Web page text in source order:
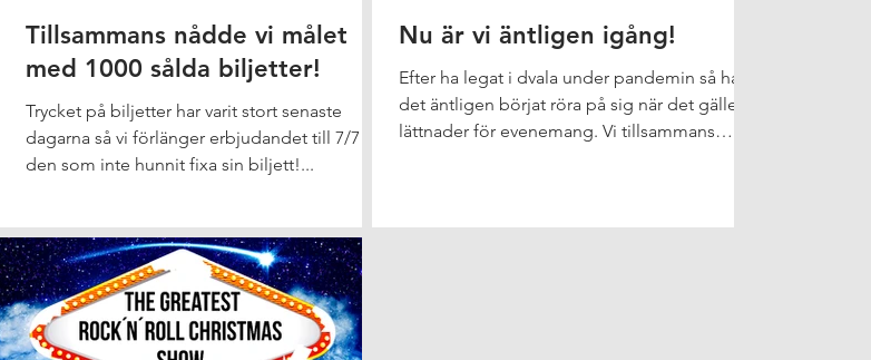
Tillsammans nådde vi målet
med 1000 sålda biljetter!
Trycket på biljetter har varit stort senaste
dagarna så vi förlänger erbjudandet till 7/7 för
den som inte hunnit fixa sin biljett!...
Nu är vi äntligen igång!
Efter ha legat i dvala under pandemin så har
det äntligen börjat röra på sig när det gäller
lättnader för evenemang. Vi tillsammans